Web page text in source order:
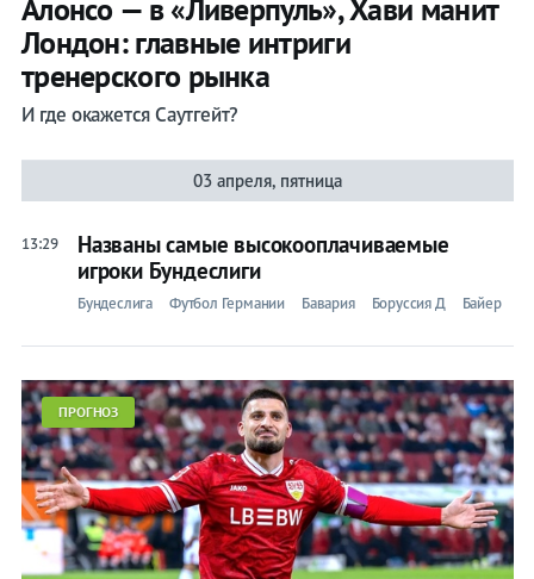
Алонсо — в «Ливерпуль», Хави манит
Лондон: главные интриги
тренерского рынка
И где окажется Саутгейт?
03 апреля, пятница
13:29
Названы самые высокооплачиваемые
игроки Бундеслиги
Бундеслига Футбол Германии Бавария Боруссия Д Байер
ПРОГНОЗ